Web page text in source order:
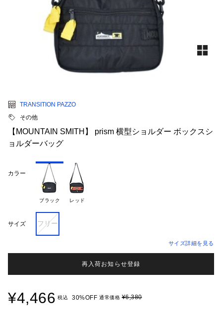
TRANSITION PAZZO
その他
【MOUNTAIN SMITH】 prism 横型ショルダー ボックスシ
ョルダーバッグ
カラー
ブラック レッド
サイズ フリー
サイズ詳細を見る
再入荷お知らせ登録
¥4,466 税込 30%OFF 通常価格¥6,380